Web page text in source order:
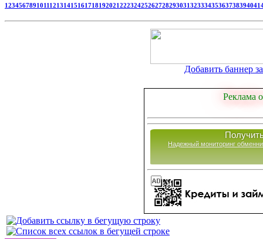
1234567891011121314151617181920212223242526272829303132333435363738394041
Добавить баннер
Реклама
Надежный мониторинг